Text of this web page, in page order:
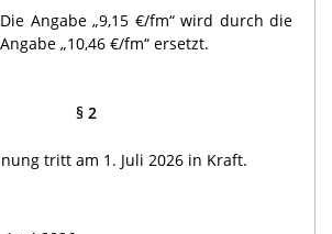
Die Angabe „9,15 €/fm“ wird durch die
Angabe „10,46 €/fm“ ersetzt.
§ 2
tritt am 1. Juli 2026 in Kraft.